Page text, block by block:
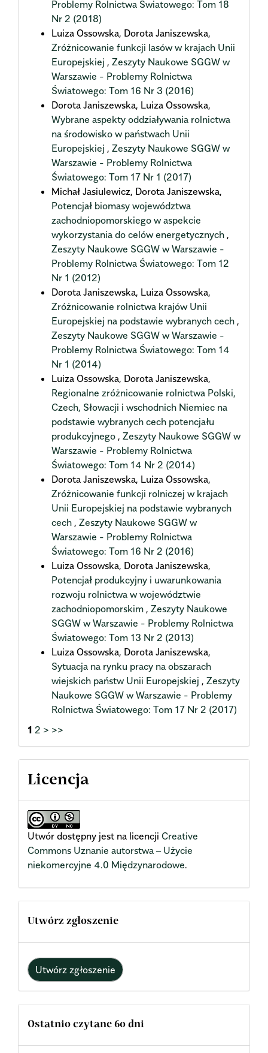
Problemy Rolnictwa Światowego: Tom 18
Nr 2 (2018)
Luiza Ossowska, Dorota Janiszewska,
Zróżnicowanie funkcji lasów w krajach Unii
Europejskiej , Zeszyty Naukowe SGGW w
Warszawie - Problemy Rolnictwa
Światowego: Tom 16 Nr 3 (2016)
Dorota Janiszewska, Luiza Ossowska,
Wybrane aspekty oddziaływania rolnictwa
na środowisko w państwach Unii
Europejskiej , Zeszyty Naukowe SGGW w
Warszawie - Problemy Rolnictwa
Światowego: Tom 17 Nr 1 (2017)
Michał Jasiulewicz, Dorota Janiszewska,
Potencjał biomasy województwa
zachodniopomorskiego w aspekcie
wykorzystania do celów energetycznych ,
Zeszyty Naukowe SGGW w Warszawie -
Problemy Rolnictwa Światowego: Tom 12
Nr 1 (2012)
Dorota Janiszewska, Luiza Ossowska,
Zróżnicowanie rolnictwa krajów Unii
Europejskiej na podstawie wybranych cech ,
Zeszyty Naukowe SGGW w Warszawie -
Problemy Rolnictwa Światowego: Tom 14
Nr 1 (2014)
Luiza Ossowska, Dorota Janiszewska,
Regionalne zróżnicowanie rolnictwa Polski,
Czech, Słowacji i wschodnich Niemiec na
podstawie wybranych cech potencjału
produkcyjnego , Zeszyty Naukowe SGGW w
Warszawie - Problemy Rolnictwa
Światowego: Tom 14 Nr 2 (2014)
Dorota Janiszewska, Luiza Ossowska,
Zróżnicowanie funkcji rolniczej w krajach
Unii Europejskiej na podstawie wybranych
cech , Zeszyty Naukowe SGGW w
Warszawie - Problemy Rolnictwa
Światowego: Tom 16 Nr 2 (2016)
Luiza Ossowska, Dorota Janiszewska,
Potencjał produkcyjny i uwarunkowania
rozwoju rolnictwa w województwie
zachodniopomorskim , Zeszyty Naukowe
SGGW w Warszawie - Problemy Rolnictwa
Światowego: Tom 13 Nr 2 (2013)
Luiza Ossowska, Dorota Janiszewska,
Sytuacja na rynku pracy na obszarach
wiejskich państw Unii Europejskiej , Zeszyty
Naukowe SGGW w Warszawie - Problemy
Rolnictwa Światowego: Tom 17 Nr 2 (2017)
1 2 > >>
Licencja
Utwór dostępny jest na licencji Creative
Commons Uznanie autorstwa – Użycie
niekomercyjne 4.0 Międzynarodowe.
Utwórz zgłoszenie
Utwórz zgłoszenie
Ostatnio czytane 60 dni